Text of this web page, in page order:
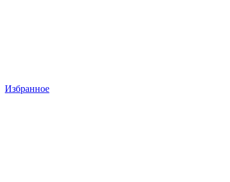
Избранное